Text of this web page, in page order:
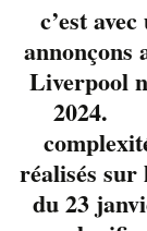
McFly
tout le
dans le
c’est
annonçons
Liverpool
2024.
réalisés sur
du 23